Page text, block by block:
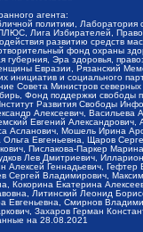
агента:
политики,
Лига Избирателей,
развитию средств
фонд охраны
губерния, Эра здоровья,
Евразии, Рязанский
инициатив и социального
Министров северных
Фонд поддержки
Развития Свободы
Алексеевич,
Евгений
Асланович, Мошель Ирина
Евгеньевна, Щаров
Пислакова-Паркер
Лев Дмитриевич,
Геннадьевич,
Владимирович,
Кокорина Екатерина
Литинский Леонид
Евгеньевна, Смирнов
Захаров Герман
на 28.08.2021